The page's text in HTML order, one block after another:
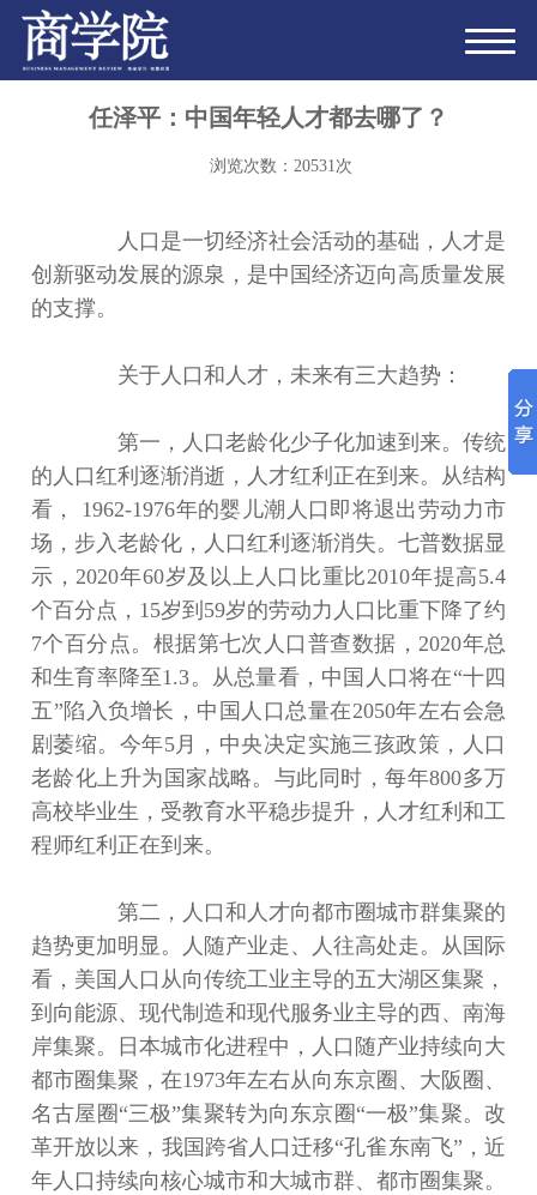
任泽平：中国年轻人才都去哪了？
浏览次数： 20531次
人口是一切经济社会活动的基础，人才是
创新驱动发展的源泉，是中国经济迈向高质量发展
的支撑。
关于人口和人才，未来有三大趋势：
第一，人口老龄化少子化加速到来。传统
的人口红利逐渐消逝，人才红利正在到来。从结构
看， 1962-1976年的婴儿潮人口即将退出劳动力市
场，步入老龄化，人口红利逐渐消失。七普数据显
示，2020年60岁及以上人口比重比2010年提高5.4
个百分点，15岁到59岁的劳动力人口比重下降了约
7个百分点。根据第七次人口普查数据，2020年总
和生育率降至1.3。从总量看，中国人口将在“十四
五”陷入负增长，中国人口总量在2050年左右会急
剧萎缩。今年5月，中央决定实施三孩政策，人口
老龄化上升为国家战略。与此同时，每年800多万
高校毕业生，受教育水平稳步提升，人才红利和工
程师红利正在到来。
第二，人口和人才向都市圈城市群集聚的
趋势更加明显。人随产业走、人往高处走。从国际
看，美国人口从向传统工业主导的五大湖区集聚，
到向能源、现代制造和现代服务业主导的西、南海
岸集聚。日本城市化进程中，人口随产业持续向大
都市圈集聚，在1973年左右从向东京圈、大阪圈、
名古屋圈“三极”集聚转为向东京圈“一极”集聚。改
革开放以来，我国跨省人口迁移“孔雀东南飞”，近
年人口持续向核心城市和大城市群、都市圈集聚。